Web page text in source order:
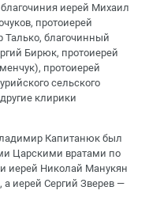
иерей Михаил
протоиерей
Талько, благочинный
Бирюк, протоиерей
протоиерей
сельского
клирики
Капитанюк был
Царскими вратами по
иерей Николай Манукян
иерей Сергий Зверев —